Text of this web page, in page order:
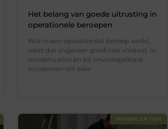
Het belang van goede uitrusting in
operationele beroepen
Wie in een operationeel beroep werkt,
weet dat ongeveer goed niet volstaat. In
noodsituaties en bij onvoorspelbare
incidenten telt elke
WONING EN TUIN